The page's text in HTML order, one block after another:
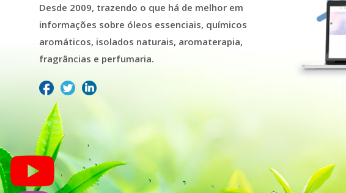
Desde 2009, trazendo o que há de melhor em
informações sobre óleos essenciais, químicos
aromáticos, isolados naturais, aromaterapia,
fragrâncias e perfumaria.